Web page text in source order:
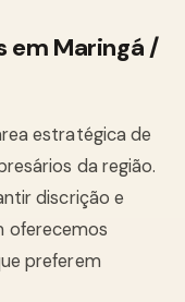
em Maringá /
estratégica de
da região.
discrição e
oferecemos
preferem